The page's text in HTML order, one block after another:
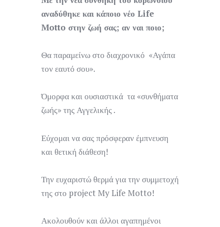
αναδύθηκε και κάποιο νέο Life
Motto στην ζωή σας; αν ναι ποιο;
Θα παραμείνω στο διαχρονικό «Αγάπα
τον εαυτό σου».
Όμορφα και ουσιαστικά τα «συνθήματα
ζωής» της Αγγελικής .
Εύχομαι να σας πρόσφεραν έμπνευση
και θετική διάθεση!
Την ευχαριστώ θερμά για την συμμετοχή
της στο project My Life Motto!
Ακολουθούν και άλλοι αγαπημένοι